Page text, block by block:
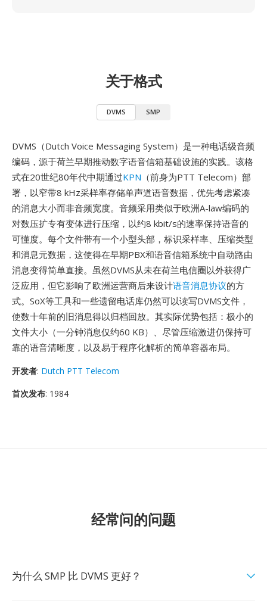
关于格式
DVMS SMP
DVMS（Dutch Voice Messaging System）是一种电话级音频
编码，源于荷兰早期推动数字语音信箱基础设施的实践。该格
式在20世纪80年代中期通过KPN （前身为PTT Telecom）部
署，以窄带8 kHz采样率存储单声道语音数据，优先考虑紧凑
的消息大小而非音频宽度。音频采用类似于欧洲A-law编码的
对数压扩专有变体进行压缩，以约8 kbit/s的速率保持语音的
可懂度。每个文件带有一个小型头部，标识采样率、压缩类型
和消息元数据，这使得在早期PBX和语音信箱系统中自动路由
消息变得简单直接。虽然DVMS从未在荷兰电信圈以外获得广
泛应用，但它影响了欧洲运营商后来设计语音消息协议的方
式。SoX等工具和一些遗留电话库仍然可以读写DVMS文件，
使数十年前的旧消息得以归档回放。其实际优势包括：极小的
文件大小（一分钟消息仅约60 KB）、尽管压缩激进仍保持可
靠的语音清晰度，以及易于程序化解析的简单容器布局。
开发者: Dutch PTT Telecom
首次发布: 1984
经常问的问题
为什么 SMP 比 DVMS 更好？